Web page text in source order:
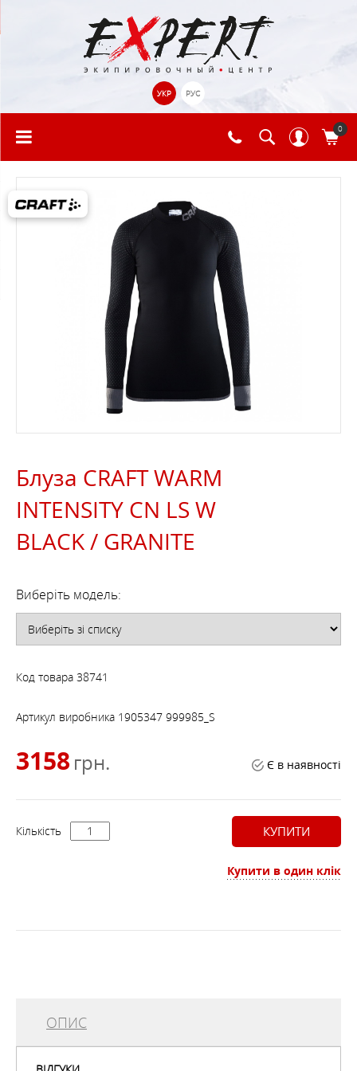
УКР РУС
0
Блуза CRAFT WARM
INTENSITY CN LS W
BLACK / GRANITE
Виберіть модель:
Код товара 38741
Артикул виробника 1905347 999985_S
3158 грн. Є в наявності
Кількість КУПИТИ
Купити в один клік
ОПИС